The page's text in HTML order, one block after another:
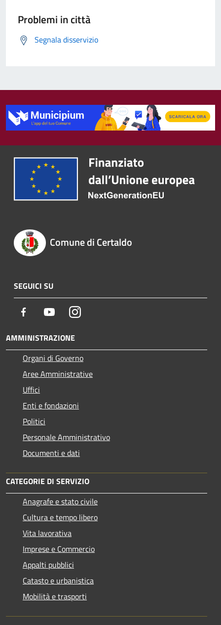
Problemi in città
Segnala disservizio
Comune di Certaldo
SEGUICI SU
Facebook YoutubeInstagram
AMMINISTRAZIONE
Organi di Governo
Aree Amministrative
Uffici
Enti e fondazioni
Politici
Personale Amministrativo
Documenti e dati
CATEGORIE DI SERVIZIO
Anagrafe e stato civile
Cultura e tempo libero
Vita lavorativa
Imprese e Commercio
Appalti pubblici
Catasto e urbanistica
Mobilità e trasporti